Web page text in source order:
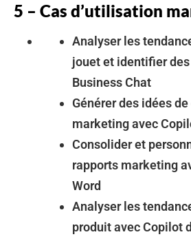
5 – Cas d’utilisation
Analyser les
jouet et identifier
Business Chat
Générer des idées
marketing avec
Consolider et
rapports marketing
Word
Analyser les
produit avec Copilot